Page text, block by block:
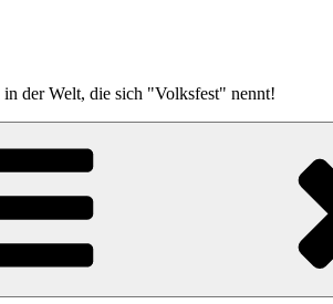
der Welt, die sich "Volksfest" nennt!